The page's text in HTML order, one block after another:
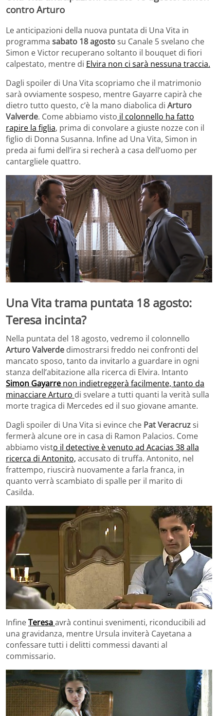
contro Arturo
Le anticipazioni della nuova puntata di Una Vita in
programma sabato 18 agostosu Canale 5 svelano che
Simon e Victor recuperano soltanto il bouquet di fiori
calpestato, mentre di Elvira non ci sarà nessuna traccia.
Dagli spoiler di Una Vita scopriamo che il matrimonio
sarà ovviamente sospeso, mentre Gayarre capirà che
dietro tutto questo, c’è la mano diabolica di Arturo
Valverde. Come abbiamo visto il colonnello ha fatto
rapire la figlia, prima di convolare a giuste nozze con il
figlio di Donna Susanna. Infine ad Una Vita, Simon in
preda ai fumi dell’ira si recherà a casa dell’uomo per
cantargliele quattro.
Una Vita trama puntata 18 agosto:
Teresa incinta?
Nella puntata del 18 agosto, vedremo il colonnello
Arturo Valverde dimostrarsi freddo nei confronti del
mancato sposo, tanto da invitarlo a guardare in ogni
stanza dell’abitazione alla ricerca di Elvira. Intanto
Simon Gayarre non indietreggerà facilmente, tanto da
minacciare Arturo di svelare a tutti quanti la verità sulla
morte tragica di Mercedes ed il suo giovane amante.
Dagli spoiler di Una Vita si evince che Pat Veracruzsi
fermerà alcune ore in casa di Ramon Palacios. Come
abbiamo visto il detective è venuto ad Acacias 38 alla
ricerca di Antonito, accusato di truffa. Antonito, nel
frattempo, riuscirà nuovamente a farla franca, in
quanto verrà scambiato di spalle per il marito di
Casilda.
InfineTeresaavrà continui svenimenti, riconducibili ad
una gravidanza, mentre Ursula inviterà Cayetana a
confessare tutti i delitti commessi davanti al
commissario.